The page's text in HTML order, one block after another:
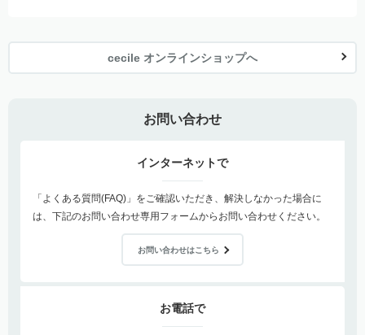
cecile オンラインショップへ
お問い合わせ
インターネットで
「よくある質問(FAQ)」をご確認いただき、解決しなかった場合に
は、下記のお問い合わせ専用フォームからお問い合わせください。
お問い合わせはこちら
お電話で